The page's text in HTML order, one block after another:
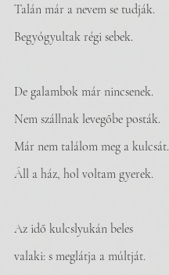
Talán már a nevem se tudják.
Begyógyultak régi sebek.
De galambok már nincsenek.
Nem szállnak levegőbe posták.
Már nem találom meg a kulcsát.
Áll a ház, hol voltam gyerek.
Az idő kulcslyukán beles
valaki: s meglátja a múltját.